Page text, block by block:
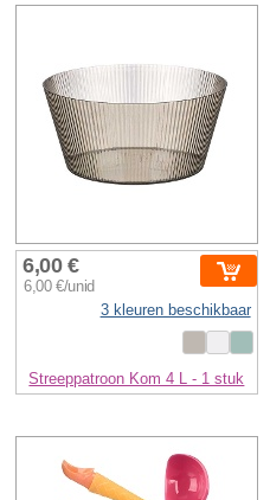
6,00 €
6,00 €/unid
3 kleuren beschikbaar
Streeppatroon Kom 4 L - 1 stuk